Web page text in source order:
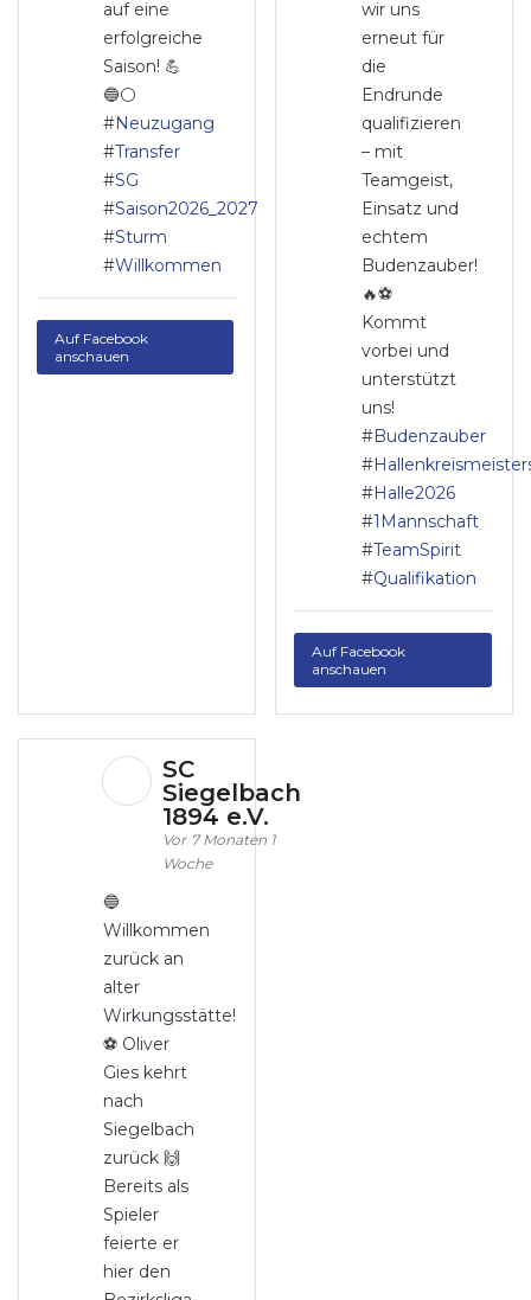
auf eine
erfolgreiche
Saison! 💪
🔵⚪
#Neuzugang
#Transfer
#SG
#Saison2026_2027
#Sturm
#Willkommen
Auf Facebook
anschauen
wir uns
erneut für
die
Endrunde
qualifizieren
– mit
Teamgeist,
Einsatz und
echtem
Budenzauber!
🔥⚽
Kommt
vorbei und
unterstützt
uns!
#Budenzauber
#
#Halle2026
#1Mannschaft
#TeamSpirit
#Qualifikation
Auf Facebook
anschauen
SC
Siegelbach
1894 e.V.
7 Monaten 1
Woche
🔵
Willkommen
zurück an
alter
Wirkungsstätte!
⚽️ Oliver
Gies kehrt
nach
Siegelbach
zurück 🙌
Bereits als
Spieler
feierte er
hier den